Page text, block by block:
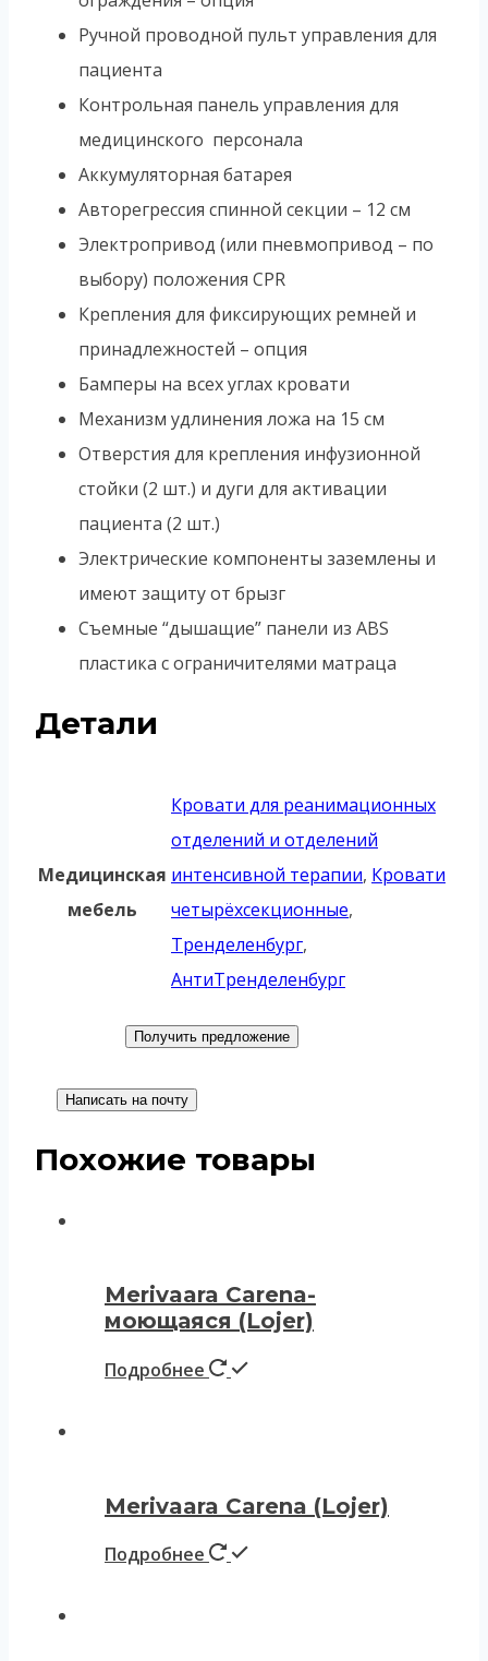
Ручной проводной пульт управления для
пациента
Контрольная панель управления для
медицинского персонала
Аккумуляторная батарея
Авторегрессия спинной секции – 12 см
Электропривод (или пневмопривод – по
выбору) положения СPR
Крепления для фиксирующих ремней и
принадлежностей – опция
Бамперы на всех углах кровати
Механизм удлинения ложа на 15 см
Отверстия для крепления инфузионной
стойки (2 шт.) и дуги для активации
пациента (2 шт.)
Электрические компоненты заземлены и
имеют защиту от брызг
Съемные “дышащие” панели из ABS
пластика с ограничителями матраца
Детали
Медицинская
мебель
Кровати для реанимационных
отделений и отделений
интенсивной терапии, Кровати
четырёхсекционные,
Тренделенбург,
АнтиТренделенбург
Получить предложение
Написать на почту
Похожие товары
Merivaara Carena-
моющаяся (Lojer)
Подробнее
Merivaara Carena (Lojer)
Подробнее